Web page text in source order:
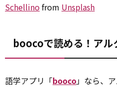
Schellinofrom Unsplash
boocoで読める！アル
語学アプリ「booco」なら、